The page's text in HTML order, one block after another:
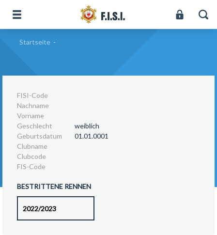
Startseite -
FISI-Code
Nachname
Vorname
Geschlecht
weiblich
Geburtsdatum
01.01.0001
Clubname
Clubcode
FIS-Code
BESTRITTENE RENNEN